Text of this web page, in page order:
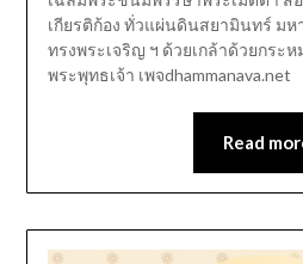
เกียรติก้อง ทั่วแผ่นดินสยามินทร์ ม
ทรงพระเจริญ ฯ ด้วยเกล้าด้วยกระ
พระพุทธเจ้า เพจdhammanava.net
Read